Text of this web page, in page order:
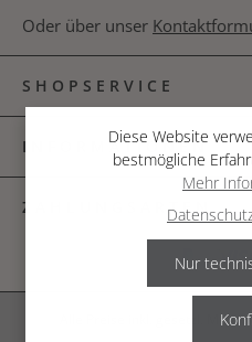
Oder über unser
SHOPSERVICE
INFORMATIONEN
ZAHLUNGSARTEN
Alle Preise inkl. gesetzl.
Diese Website
bestmögliche
Mehr
Nur